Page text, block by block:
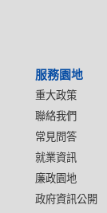
服務園地
重大政策
聯絡我們
常見問答
就業資訊
廉政園地
政府資訊公開